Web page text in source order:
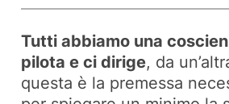
Tutti abbiamo una
pilota e ci dirige, da
questa è la premessa